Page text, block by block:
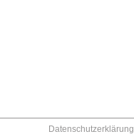
Datenschutzerklärung